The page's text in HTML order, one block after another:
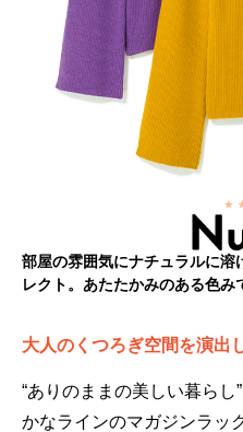
部屋の雰囲気にナチュラルに溶
レクト。あたたかみのある色み
大人のくつろぎ空間を演出
“ありのままの美しい暮ら
かなラインのマガジンラッ